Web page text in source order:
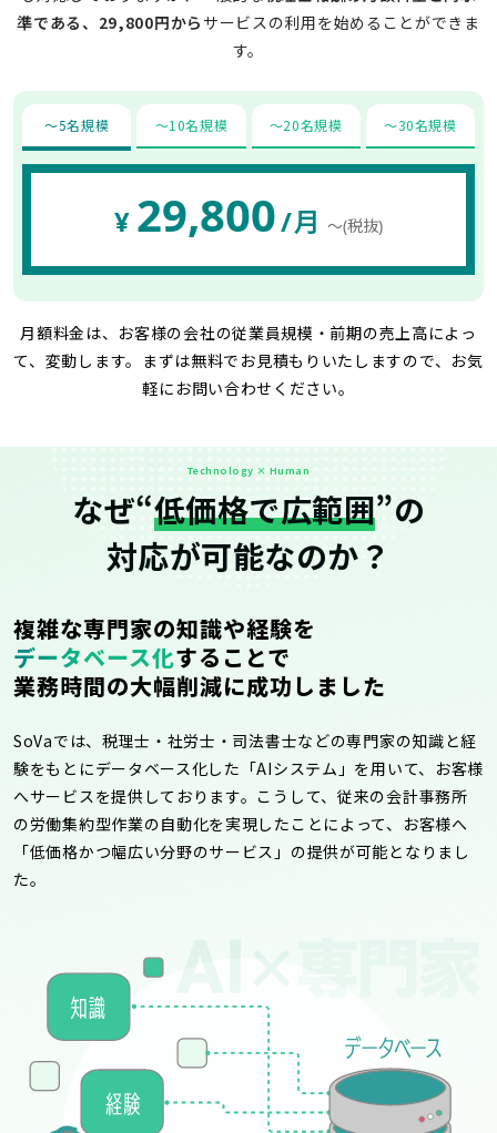
準である、29,800円から サービスの利用を始めることができま
す。
〜5名規模 〜10名規模 〜20名規模 〜30名規模
¥ 29,800/月 〜(税抜)
月額料金は、お客様の会社の従業員規模・前期の売上高によっ
て、変動します。 まずは無料でお見積もりいたしますので、お気
軽にお問い合わせください。
Technology × Human
なぜ“低価格で広範囲”の
対応が可能なのか？
複雑な専門家の知識や経験を
データベース化することで
業務時間の大幅削減に成功しました
SoVaでは、税理士・社労士・司法書士などの専門家の知識と経
験をもとにデータベース化した「AIシステム」を用いて、お客様
へサービスを提供しております。こうして、従来の会計事務所
の労働集約型作業の自動化を実現したことによって、お客様へ
「低価格かつ幅広い分野のサービス」の提供が可能となりまし
た。